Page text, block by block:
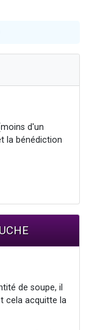
Sauvez la jambe de Yohan
Torah-Box Music
29 personnes viennent de demander une bénédiction
d'un
la bénédiction
de soupe, il
cela acquitte la